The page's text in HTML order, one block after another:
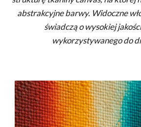
abstrakcyjne barwy. Widoczne
świadczą o wysokiej
wykorzystywanego do